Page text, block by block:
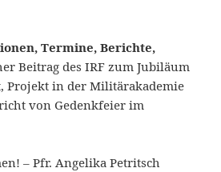
Termine, Berichte,
Beitrag des IRF zum Jubiläum
Projekt in der Militärakademie
von Gedenkfeier im
– Pfr. Angelika Petritsch